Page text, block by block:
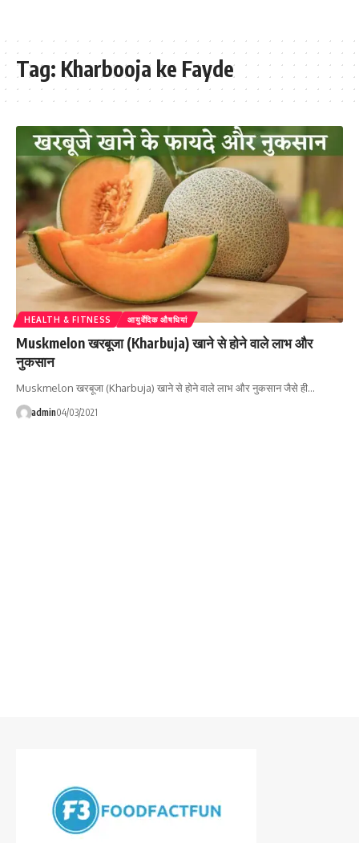
Tag: Kharbooja ke Fayde
HEALTH & FITNESS आयुर्वेदिक औषधियां
Muskmelon खरबूजा (Kharbuja) खाने से होने वाले लाभ और
नुकसान
Muskmelon खरबूजा (Kharbuja) खाने से होने वाले लाभ और नुकसान जैसे ही…
admin04/03/2021